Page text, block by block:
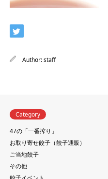
Author:staff
Category
47の「一番搾り」
お取り寄せ餃子（餃子通販）
ご当地餃子
その他